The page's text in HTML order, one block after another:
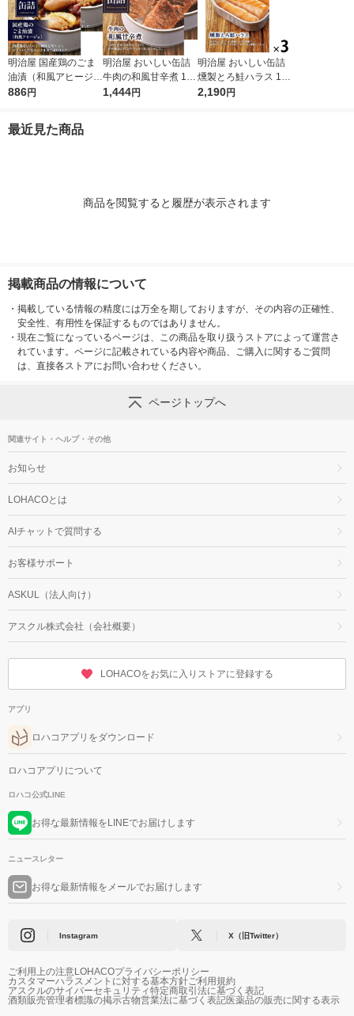
明治屋 国産鶏のごま
油漬（和風アヒージ
ョ） 1セット（2缶）
886円
明治屋 おいしい缶詰
牛肉の和風甘辛煮 1セ
ット（2個）
1,444円
明治屋 おいしい缶詰
燻製とろ鮭ハラス 1セ
ット（3個）
2,190円
最近見た商品
商品を閲覧すると履歴が表示されます
掲載商品の情報について
・ 掲載している情報の精度には万全を期しておりますが、その内容の正確性、
安全性、有用性を保証するものではありません。
・ 現在ご覧になっているページは、この商品を取り扱うストアによって運営さ
れています。ページに記載されている内容や商品、ご購入に関するご質問
は、直接各ストアにお問い合わせください。
ページトップへ
関連サイト・ヘルプ・その他
お知らせ
LOHACOとは
AIチャットで質問する
お客様サポート
ASKUL（法人向け）
アスクル株式会社（会社概要）
LOHACOをお気に入りストアに登録する
アプリ
ロハコアプリをダウンロード
ロハコアプリについて
ロハコ公式LINE
お得な最新情報をLINEでお届けします
ニュースレター
お得な最新情報をメールでお届けします
Instagram X（旧Twitter）
ご利用上の注意LOHACOプライバシーポリシー
カスタマーハラスメントに対する基本方針ご利用規約
アスクルのサイバーセキュリティ特定商取引法に基づく表記
酒類販売管理者標識の掲示古物営業法に基づく表記医薬品の販売に関する表示